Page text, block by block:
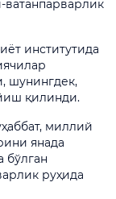
институтида
шунингдек,
қилинди.
миллий
янада
бўлган
руҳида